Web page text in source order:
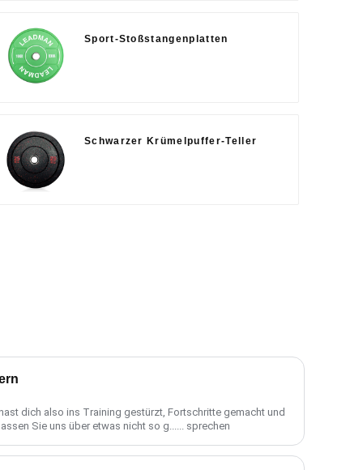
Sport-Stoßstangenplatten
Schwarzer Krümelpuffer-Teller
dich also ins Training gestürzt, Fortschritte gemacht und
Sie uns über etwas nicht so g...... sprechen